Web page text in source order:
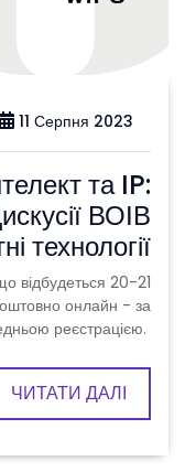
11 Серпня 2023
та IP:
ВОІВ
технології
відбудеться 20-21
онлайн - за
реєстрацією.
ЧИТАТИ ДАЛІ